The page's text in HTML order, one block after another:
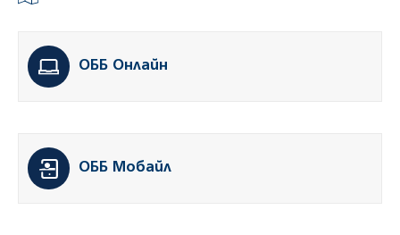
ОББ Онлайн
ОББ Мобайл